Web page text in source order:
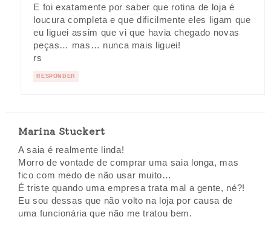
E foi exatamente por saber que rotina de loja é
loucura completa e que dificilmente eles ligam que
eu liguei assim que vi que havia chegado novas
peças… mas… nunca mais liguei!
rs
RESPONDER
Marina Stuckert
A saia é realmente linda!
Morro de vontade de comprar uma saia longa, mas
fico com medo de não usar muito…
É triste quando uma empresa trata mal a gente, né?!
Eu sou dessas que não volto na loja por causa de
uma funcionária que não me tratou bem.